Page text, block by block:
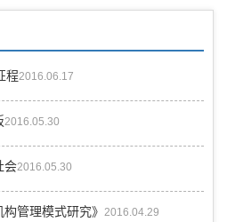
程2016.06.17
2016.05.30
会2016.05.30
管理模式研究》 2016.04.29